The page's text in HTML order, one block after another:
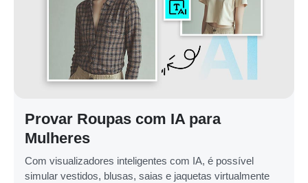
Provar Roupas com IA para
Mulheres
Com visualizadores inteligentes com IA, é possível
simular vestidos, blusas, saias e jaquetas virtualmente